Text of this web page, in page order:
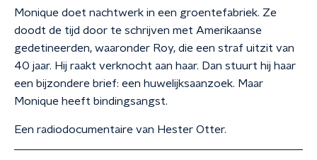
Monique doet nachtwerk in een groentefabriek. Ze
doodt de tijd door te schrijven met Amerikaanse
gedetineerden, waaronder Roy, die een straf uitzit van
40 jaar. Hij raakt verknocht aan haar. Dan stuurt hij haar
een bijzondere brief: een huwelijksaanzoek. Maar
Monique heeft bindingsangst.
Een radiodocumentaire van Hester Otter.